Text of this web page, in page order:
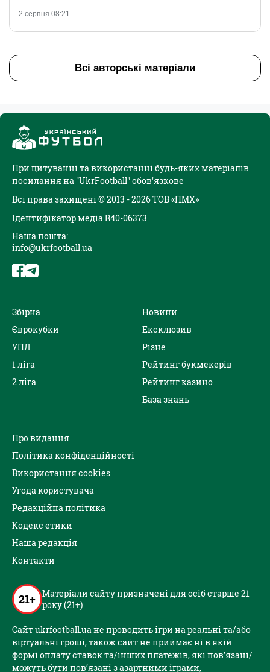
2 серпня 08:21
Всі авторські матеріали
При цитуванні та використанні будь-яких матеріалів
посилання на "UkrFootball" обов'язкове
Всі права захищені © 2013 - 2026 ТОВ «ПМХ»
Ідентифікатор медіа R40-06373
Наша пошта:
info@ukrfootball.ua
Збірна
Єврокубки
УПЛ
1 ліга
2 ліга
Новини
Ексклюзив
Різне
Рейтинг букмекерів
Рейтинг казино
База знань
Про видання
Політика конфіденційності
Використання cookies
Угода користувача
Редакційна політика
Кодекс етики
Наша редакція
Контакти
21+ Матеріали сайту призначені для осіб старше 21
року (21+)
Сайт ukrfootball.ua не проводить ігри на реальні та/або
віртуальні гроші, також сайт не приймає ні в якій
формі оплату ставок та/інших платежів, які пов’язані/
можуть бути пов’язані з азартними іграми,